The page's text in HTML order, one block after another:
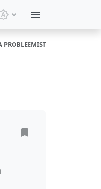
Vaheta teemat:
PROBLEEMIST